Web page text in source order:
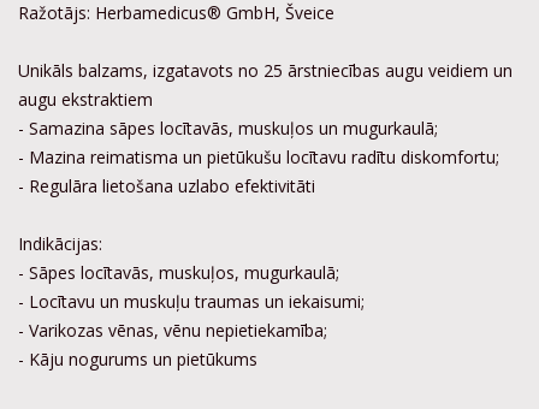
Ražotājs: Herbamedicus® GmbH, Šveice
Unikāls balzams, izgatavots no 25 ārstniecības augu veidiem un
augu ekstraktiem
- Samazina sāpes locītavās, muskuļos un mugurkaulā;
- Mazina reimatisma un pietūkušu locītavu radītu diskomfortu;
- Regulāra lietošana uzlabo efektivitāti
Indikācijas:
- Sāpes locītavās, muskuļos, mugurkaulā;
- Locītavu un muskuļu traumas un iekaisumi;
- Varikozas vēnas, vēnu nepietiekamība;
- Kāju nogurums un pietūkums